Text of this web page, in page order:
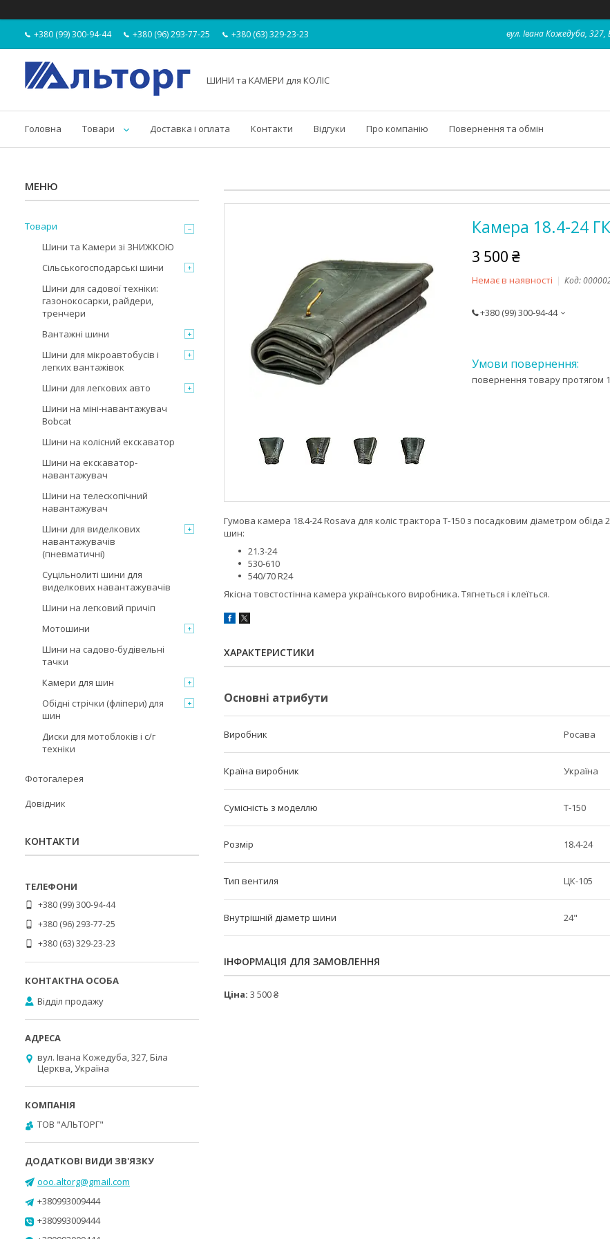
+380 (99) 300-94-44 +380 (96) 293-77-25 +380 (63) 329-23-23 вул. Івана Кожедуба, 327,
ШИНИ та КАМЕРИ для КОЛІС
Головна Товари Доставка і оплата Контакти Відгуки Про компанію Повернення та обмін
Камера 18.4-24
3 500 ₴
Немає в наявності Код:
+380 (99) 300-94-44
повернення товару протягом
Гумова камера 18.4-24 Rosava для коліс трактора Т-150 з посадковим діаметром
шин:
21.3-24
530-610
540/70 R24
Якісна товстостінна камера українського виробника. Тягнеться і клеїться.
ХАРАКТЕРИСТИКИ
Основні атрибути
Виробник Росава
Країна виробник Україна
Сумісність з моделлю Т-150
Розмір 18.4-24
Тип вентиля ЦК-105
Внутрішній діаметр шини 24"
ІНФОРМАЦІЯ ДЛЯ ЗАМОВЛЕННЯ
Ціна: 3 500 ₴
Товари
Шини та Камери зі ЗНИЖКОЮ
Сільськогосподарські шини
Шини для садової техніки:
газонокосарки, райдери,
тренчери
Вантажні шини
Шини для мікроавтобусів і
легких вантажівок
Шини для легкових авто
Шини на міні-навантажувач
Bobcat
Шини на колісний екскаватор
Шини на екскаватор-
навантажувач
Шини на телескопічний
навантажувач
Шини для виделкових
навантажувачів
(пневматичні)
Суцільнолиті шини для
виделкових навантажувачів
Шини на легковий причіп
Мотошини
Шини на садово-будівельні
тачки
Камери для шин
Обідні стрічки (фліпери) для
шин
Диски для мотоблоків і с/г
техніки
Фотогалерея
Довідник
КОНТАКТИ
+380 (99) 300-94-44
+380 (96) 293-77-25
+380 (63) 329-23-23
Відділ продажу
вул. Івана Кожедуба, 327, Біла
Церква, Україна
ТОВ "АЛЬТОРГ"
ooo.altorg@gmail.com
+380993009444
+380993009444